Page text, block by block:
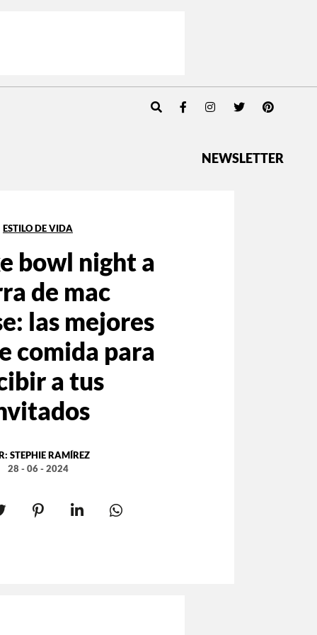
NEWSLETTER
ESTILO DE VIDA
bowl night a
de mac
las mejores
comida para
a tus
STEPHIE RAMÍREZ
28 - 06 - 2024